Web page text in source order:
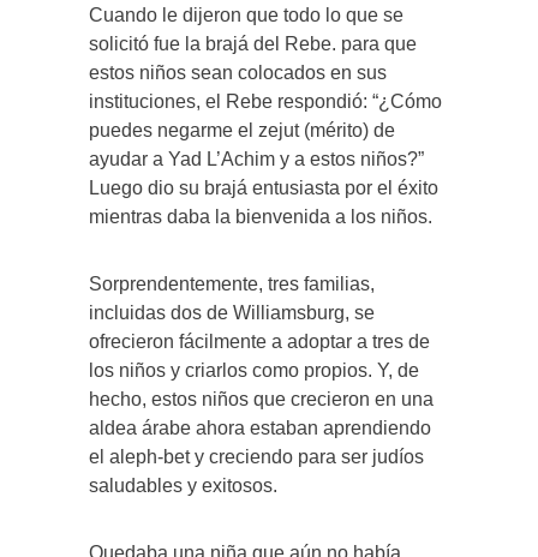
Cuando le dijeron que todo lo que se
solicitó fue la brajá del Rebe. para que
estos niños sean colocados en sus
instituciones, el Rebe respondió: “¿Cómo
puedes negarme el zejut (mérito) de
ayudar a Yad L’Achim y a estos niños?”
Luego dio su brajá entusiasta por el éxito
mientras daba la bienvenida a los niños.
Sorprendentemente, tres familias,
incluidas dos de Williamsburg, se
ofrecieron fácilmente a adoptar a tres de
los niños y criarlos como propios. Y, de
hecho, estos niños que crecieron en una
aldea árabe ahora estaban aprendiendo
el aleph-bet y creciendo para ser judíos
saludables y exitosos.
Quedaba una niña que aún no había